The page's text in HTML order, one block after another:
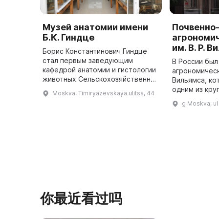
Музей анатомии имени
Б.К. Гиндце
Борис Константинович Гиндце
стал первым заведующим
кафедрой анатомии и гистологии
животных Сельскохозяйственной
1935 году и заложил основу
Moskva, Timiryazevskaya ulitsa, 44
Почвенно-
им. В. Р.
В России
Вильямса,
одним из
g Moskva,
你最近看过吗